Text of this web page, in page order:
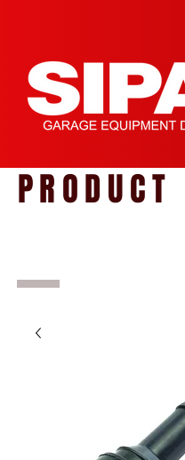
PRODUCT